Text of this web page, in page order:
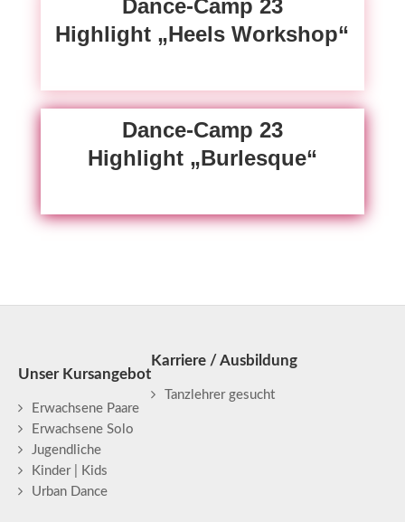
Dance-Camp 23
Highlight „Heels Workshop“
Dance-Camp 23
Highlight „Burlesque“
Unser Kursangebot
Erwachsene Paare
Erwachsene Solo
Jugendliche
Kinder | Kids
Urban Dance
Karriere / Ausbildung
Tanzlehrer gesucht